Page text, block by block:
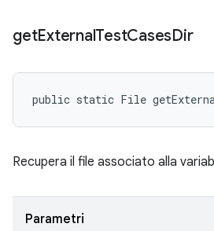
getExternalTestCasesDir
public static File
Recupera il file associato alla
Parametri